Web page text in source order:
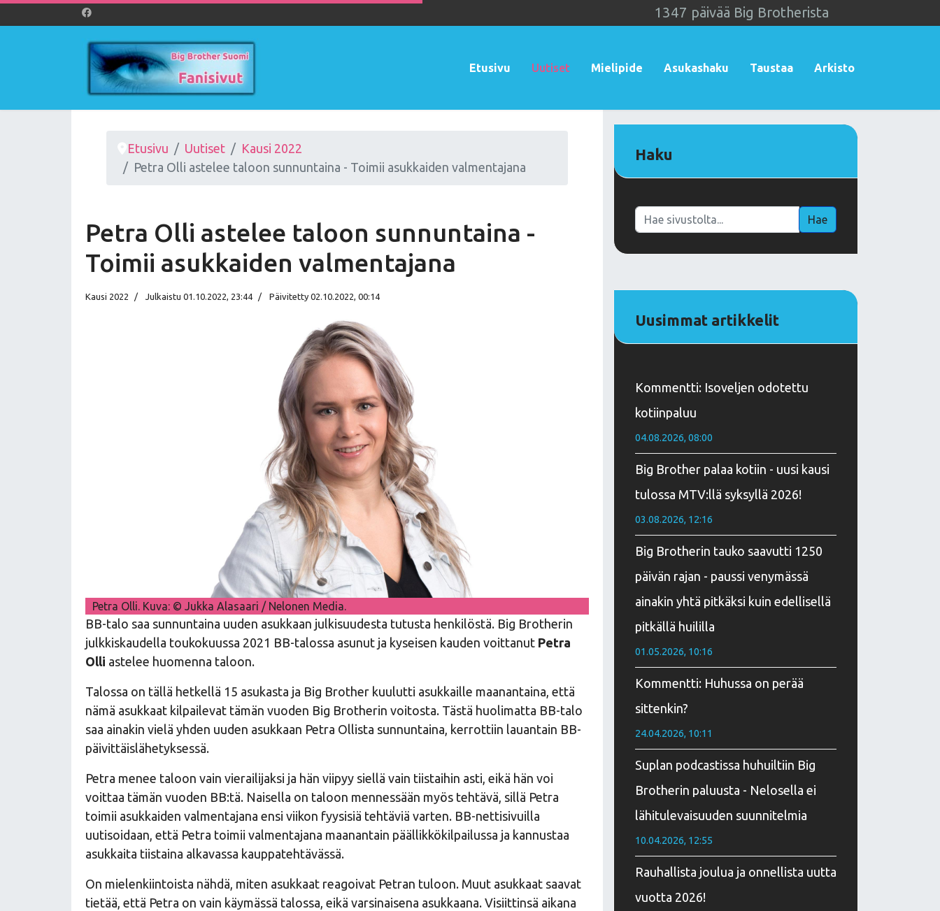
1 347 päivää Big Brotherista
Etusivu Uutiset Mielipide Asukashaku Taustaa Arkisto
Etusivu Uutiset
Kausi 2022
Petra Olli astelee taloon sunnuntaina - Toimii asukkaiden valmentajana
Petra Olli astelee taloon sunnuntaina -
Toimii asukkaiden valmentajana
Kausi 2022 Julkaistu 01.10.2022, 23:44 Päivitetty 02.10.2022, 00:14
Petra Olli. Kuva: © Jukka Alasaari / Nelonen Media.
BB-talo saa sunnuntaina uuden asukkaan julkisuudesta tutusta henkilöstä. Big Brotherin
julkkiskaudella toukokuussa 2021 BB-talossa asunut ja kyseisen kauden voittanut Petra
Olli astelee huomenna taloon.
Talossa on tällä hetkellä 15 asukasta ja Big Brother kuulutti asukkaille maanantaina, että
nämä asukkaat kilpailevat tämän vuoden Big Brotherin voitosta. Tästä huolimatta BB-talo
saa ainakin vielä yhden uuden asukkaan Petra Ollista sunnuntaina, kerrottiin lauantain BB-
päivittäislähetyksessä.
Petra menee taloon vain vierailijaksi ja hän viipyy siellä vain tiistaihin asti, eikä hän voi
voittaa tämän vuoden BB:tä. Naisella on taloon mennessään myös tehtävä, sillä Petra
toimii asukkaiden valmentajana ensi viikon fyysisiä tehtäviä varten. BB-nettisivuilla
uutisoidaan, että Petra toimii valmentajana maanantain päällikkökilpailussa ja kannustaa
asukkaita tiistaina alkavassa kauppatehtävässä.
On mielenkiintoista nähdä, miten asukkaat reagoivat Petran tuloon. Muut asukkaat saavat
tietää, että Petra on vain käymässä talossa, eikä varsinaisena asukkaana. Visiittinsä aikana
Haku
Haku Hae
Uusimmat artikkelit
Kommentti: Isoveljen odotettu
kotiinpaluu
04.08.2026, 08:00
Big Brother palaa kotiin - uusi kausi
tulossa MTV:llä syksyllä 2026!
03.08.2026, 12:16
Big Brotherin tauko saavutti 1250
päivän rajan - paussi venymässä
ainakin yhtä pitkäksi kuin edellisellä
pitkällä huililla
01.05.2026, 10:16
Kommentti: Huhussa on perää
sittenkin?
24.04.2026, 10:11
Suplan podcastissa huhuiltiin Big
Brotherin paluusta - Nelosella ei
lähitulevaisuuden suunnitelmia
10.04.2026, 12:55
Rauhallista joulua ja onnellista uutta
vuotta 2026!